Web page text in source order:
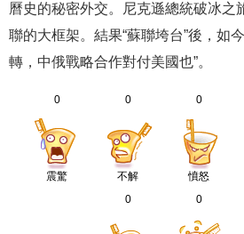
曆史的秘密外交。尼克遜總統破冰之
聯的大框架。結果“蘇聯垮台”後，如
轉，中俄戰略合作對付美國也”。
0
震驚
0
不解
0
憤怒
0
0